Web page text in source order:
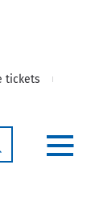
tickets
Zoeken